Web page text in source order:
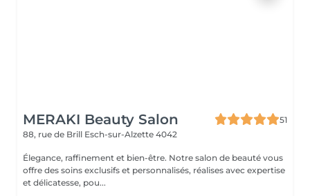
MERAKI Beauty Salon
51
88, rue de Brill Esch-sur-Alzette 4042
Élegance, raffinement et bien-être. Notre salon de beauté vous
offre des soins exclusifs et personnalisés, réalises avec expertise
et délicatesse, pou...